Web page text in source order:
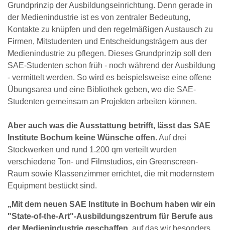
Grundprinzip der Ausbildungseinrichtung. Denn gerade in
der Medienindustrie ist es von zentraler Bedeutung,
Kontakte zu knüpfen und den regelmäßigen Austausch zu
Firmen, Mitstudenten und Entscheidungsträgern aus der
Medienindustrie zu pflegen. Dieses Grundprinzip soll den
SAE-Studenten schon früh - noch während der Ausbildung
- vermittelt werden. So wird es beispielsweise eine offene
Übungsarea und eine Bibliothek geben, wo die SAE-
Studenten gemeinsam an Projekten arbeiten können.
Aber auch was die Ausstattung betrifft, lässt das SAE
Institute Bochum keine Wünsche offen.Auf drei
Stockwerken und rund 1.200 qm verteilt wurden
verschiedene Ton- und Filmstudios, ein Greenscreen-
Raum sowie Klassenzimmer errichtet, die mit modernstem
Equipment bestückt sind.
„Mit dem neuen SAE Institute in Bochum haben wir ein
"State-of-the-Art"-Ausbildungszentrum für Berufe aus
der Medienindustrie geschaffen, auf das wir besonders